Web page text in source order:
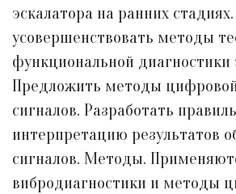
эскалатора на ранних
усовершенствовать методы
функциональной диагностики
Предложить методы
сигналов. Разработать
интерпретацию результатов
сигналов. Методы.
вибродиагностики и методы